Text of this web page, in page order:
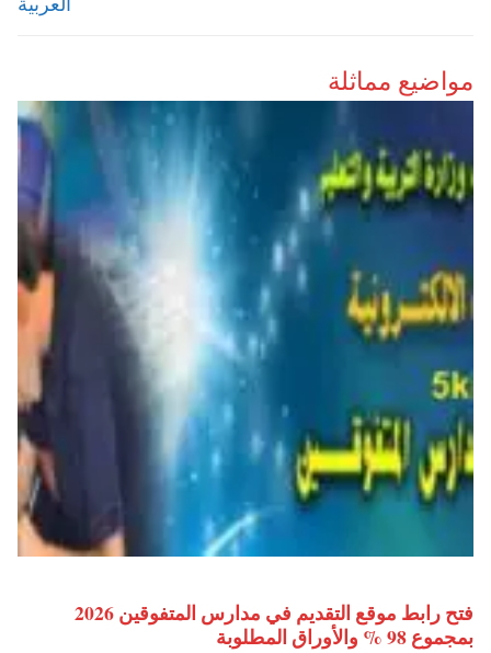
مواضيع مماثلة
فتح رابط موقع التقديم في مدارس المتفوقين 2026
بمجموع 98 % والأوراق المطلوبة